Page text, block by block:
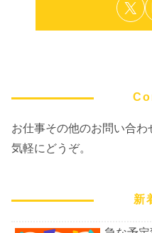
お仕事その他のお問い合わ
気軽にどうぞ。
新